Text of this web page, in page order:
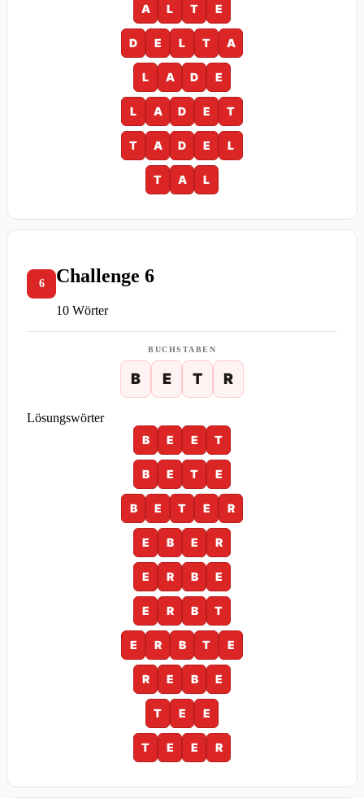
A L T E
D E L T A
L A D E
L A D E T
T A D E L
T A L
6 Challenge 6
10 Wörter
BUCHSTABEN
B E T R
Lösungswörter
B
E E T
B E T E
B E T E R
E B E R
E R B E
E R B T
E R B T E
R E B E
T E E
T E E R